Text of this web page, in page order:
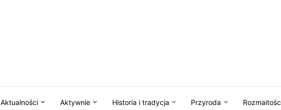
Aktualności Aktywnie Historia i tradycja Przyroda